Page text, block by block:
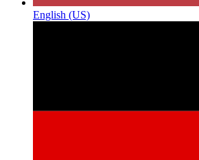
English (US)